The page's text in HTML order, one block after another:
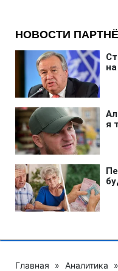
Главная » Аналитика »